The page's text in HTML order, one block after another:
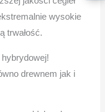
wysokie
trwałość.
drewnem jak i